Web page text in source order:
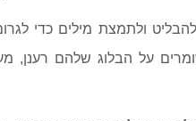
להבליט ולתמצת מילים כדי
על הבלוג שלהם רענן,